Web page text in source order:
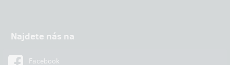
Najdete nás na
Facebook